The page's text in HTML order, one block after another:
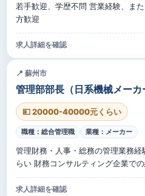
若手歓迎、学歴不問 営業経験、ま
方歓迎
求人詳細を確認
📍 蘇州市
管理部部長（日系機械メー
💴 20000-40000元くらい
職種：総合管理職 業種：メーカー
管理財務・人事・総務の管理業務
らい 財務コンサルティング企業で
求人詳細を確認